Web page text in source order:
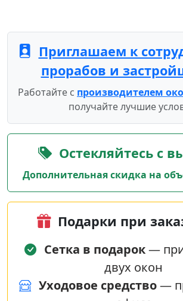
Приглашаем к
прорабов и
Работайте с производителем
получайте лучшие
Остекляйтесь с
Дополнительная скидка на
Подарки при
Сетка в подарок—
двух окон
Уходовое средство—